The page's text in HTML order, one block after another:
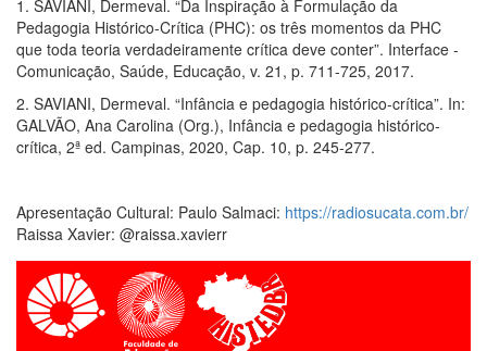
1. SAVIANI, Dermeval. “Da Inspiração à Formulação da
Pedagogia Histórico-Crítica (PHC): os três momentos da PHC
que toda teoria verdadeiramente crítica deve conter”. Interface -
Comunicação, Saúde, Educação, v. 21, p. 711-725, 2017.
2. SAVIANI, Dermeval. “Infância e pedagogia histórico-crítica”. In:
GALVÃO, Ana Carolina (Org.), Infância e pedagogia histórico-
crítica, 2ª ed. Campinas, 2020, Cap. 10, p. 245-277.
Apresentação Cultural: Paulo Salmaci: https://radiosucata.com.br/
Raissa Xavier: @raissa.xavierr